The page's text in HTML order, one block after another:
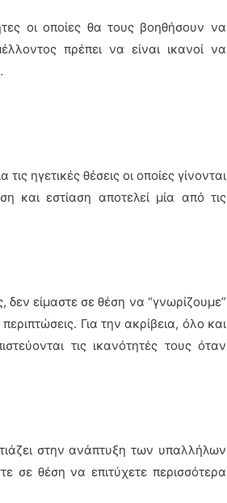
οι οποίες θα τους βοηθήσουν να
πρέπει να είναι ικανοί να
ηγετικές θέσεις οι οποίες γίνονται
και εστίαση αποτελεί μία από τις
είμαστε σε θέση να “γνωρίζουμε”
Για την ακρίβεια, όλο και
τις ικανότητές τους όταν
στην ανάπτυξη των υπαλλήλων
σε θέση να επιτύχετε περισσότερα